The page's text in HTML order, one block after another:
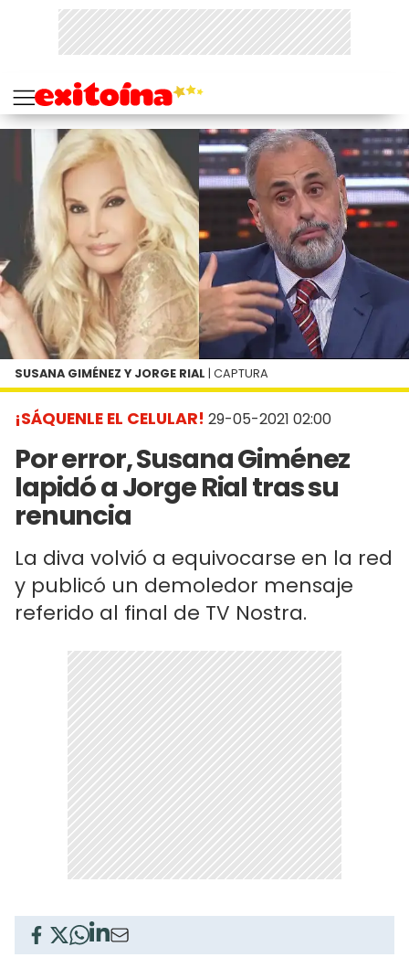
¡SÁQUENLE EL CELULAR! 29-05-2021 02:00
Por error, Susana Giménez
lapidó a Jorge Rial tras su
renuncia
La diva volvió a equivocarse en la red
y publicó un demoledor mensaje
referido al final de TV Nostra.
SUSANA GIMÉNEZ Y JORGE RIAL | CAPTURA